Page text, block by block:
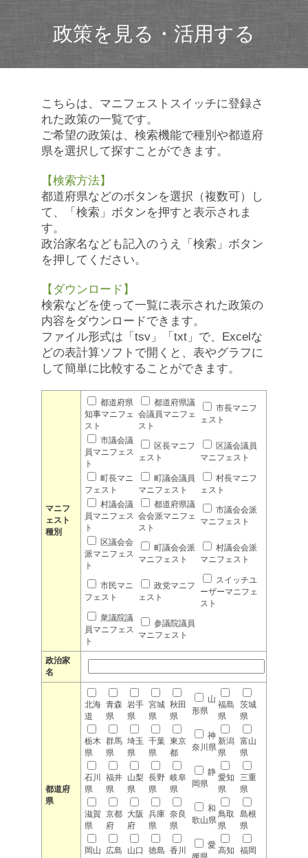
政策を見る・活用する
こちらは、マニフェストスイッチに登録さ
れた政策の一覧です。
ご希望の政策は、検索機能で種別や都道府
県を選択して探すことができます。
【検索方法】
都道府県などのボタンを選択（複数可）し
て、「検索」ボタンを押すと表示されま
す。
政治家名なども記入のうえ「検索」ボタン
を押してください。
【ダウンロード】
検索などを使って一覧に表示された政策の
内容をダウンロードできます。
ファイル形式は「tsv」「txt」で、Excelな
どの表計算ソフトで開くと、表やグラフに
して簡単に比較することができます。
マニフ
ェスト
種別
都道府県
知事マニフェ
スト
都道府県議
会議員マニフェ
スト
市長マニフ
ェスト
市議会議
員マニフェス
ト
区長マニフ
ェスト
区議会議員
マニフェスト
町長マニ
フェスト
町議会議員
マニフェスト
村長マニフ
ェスト
村議会議
員マニフェス
ト
都道府県議
会会派マニフェ
スト
市議会会派
マニフェスト
区議会会
派マニフェス
ト
町議会会派
マニフェスト
村議会会派
マニフェスト
市民マニ
フェスト
政党マニフ
ェスト
スイッチユ
ーザーマニフェ
スト
衆議院議
員マニフェス
ト
参議院議員
マニフェスト
政治家
名
都道府
県
北海
道
青森
県
岩手
県
宮城
県
秋田
県
山
形県
福島
県
茨城
県
栃木
県
群馬
県
埼玉
県
千葉
県
東京
都
神
奈川県
新潟
県
富山
県
石川
県
福井
県
山梨
県
長野
県
岐阜
県
静
岡県
愛知
県
三重
県
滋賀
県
京都
府
大阪
府
兵庫
県
奈良
県
和
歌山県
鳥取
県
島根
県
岡山
広島
山口
徳島 香川
愛
高知
福岡